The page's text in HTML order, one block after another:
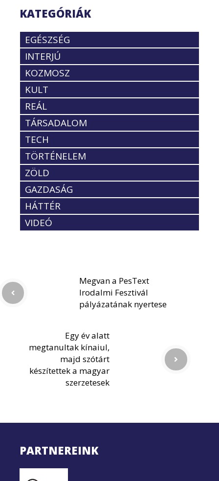
KATEGÓRIÁK
EGÉSZSÉG
INTERJÚ
KOZMOSZ
KULT
REÁL
TÁRSADALOM
TECH
TÖRTÉNELEM
ZÖLD
GAZDASÁG
HÁTTÉR
VIDEÓ
Megvan a PesText
Irodalmi Fesztivál
pályázatának nyertese
Egy év alatt
megtanultak kínaiul,
majd szótárt
készítettek a magyar
szerzetesek
PARTNEREINK